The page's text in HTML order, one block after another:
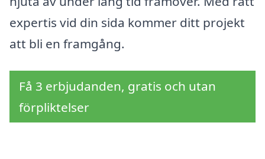
expertis vid din sida kommer ditt projekt
att bli en framgång.
Få 3 erbjudanden, gratis och utan
förpliktelser